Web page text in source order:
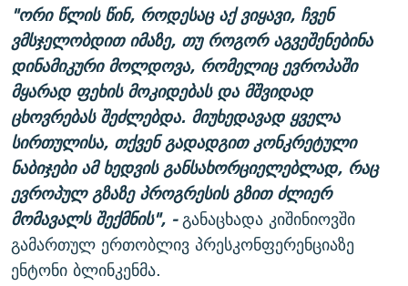
"ორი წლის წინ, როდესაც აქ ვიყავი, ჩვენ
ვმსჯელობდით იმაზე, თუ როგორ აგვეშენებინა
დინამიკური მოლდოვა, რომელიც ევროპაში
მყარად ფეხის მოკიდებას და მშვიდად
ცხოვრებას შეძლებდა. მიუხედავად ყველა
სირთულისა, თქვენ გადადგით კონკრეტული
ნაბიჯები ამ ხედვის განსახორციელებლად, რაც
ევროპულ გზაზე პროგრესის გზით ძლიერ
მომავალს შექმნის", -განაცხადა კიშინიოვში
გამართულ ერთობლივ პრესკონფერენციაზე
ენტონი ბლინკენმა.